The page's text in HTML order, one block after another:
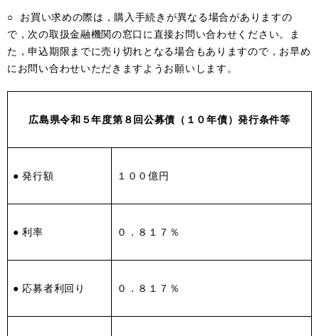
○ お買い求めの際は，購入手続きが異なる場合がありますの
で，次の取扱金融機関の窓口に直接お問い合わせください。ま
た，申込期限までに売り切れとなる場合もありますので，お早め
にお問い合わせいただきますようお願いします。
広島県令和５年度第８回公募債（１０年債）発行条件等
● 発行額 １００億円
● 利率 ０．８１７％
● 応募者利回り ０．８１７％